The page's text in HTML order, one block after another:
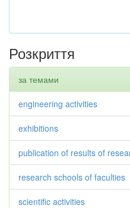
Розкриття
за темами
engineering activities
exhibitions
publication of results of
research schools of faculties
scientific activities